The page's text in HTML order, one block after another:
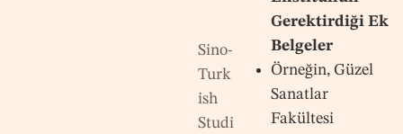
Sino-
Turk
ish
Studi
Gerektirdiği Ek
Belgeler
Örneğin, Güzel
Sanatlar
Fakültesi